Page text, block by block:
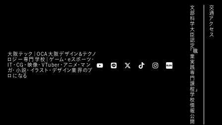
大阪テック｜OCA⼤阪デザイン&テクノ
ロジー専⾨学校｜ゲーム・eスポーツ・
IT・CG・映像・VTuber・アニメ・マン
ガ・小説・イラスト・デザイン業界のプ
ロになる
文
部
科
学
大
臣
認
定
「職
業
実
践
専
門
課
程」
学
校
情
報
公
開
交
通
ア
ク
セ
ス
イラストレーター ちょん＊氏スペシャル
ライブドローイング！
イラスト・アニメ・デザイン・マンガ・小説分野